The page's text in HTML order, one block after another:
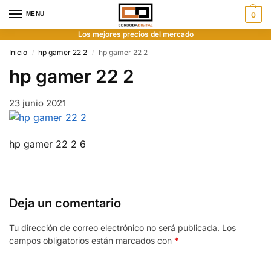
MENU 0
Los mejores precios del mercado
Inicio
/ hp gamer 22 2 / hp gamer 22 2
hp gamer 22 2
23 junio 2021
hp gamer 22 2 6
Deja un comentario
Tu dirección de correo electrónico no será publicada. Los
campos obligatorios están marcados con *